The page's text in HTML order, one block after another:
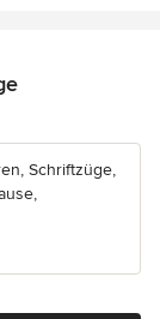
Schriftzüge,